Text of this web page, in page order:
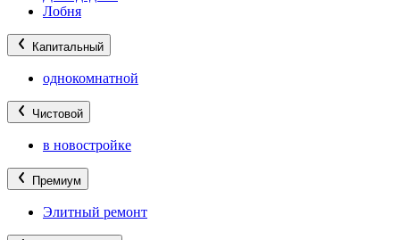
Лобня
Капитальный
однокомнатной
Чистовой
в новостройке
Премиум
Элитный ремонт